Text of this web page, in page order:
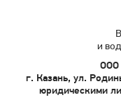
и
г. Казань, ул.
юридическими